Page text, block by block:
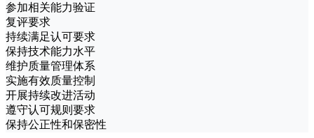
参加相关能力验证
复评要求
持续满足认可要求
保持技术能力水平
维护质量管理体系
实施有效质量控制
开展持续改进活动
遵守认可规则要求
保持公正性和保密性